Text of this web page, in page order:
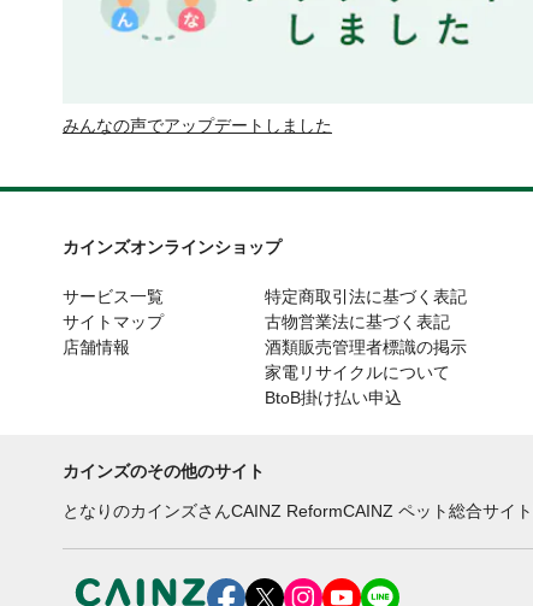
みんなの声でアップデートしました
カインズオンラインショップ
サービス一覧
サイトマップ
店舗情報
特定商取引法に基づく表記
古物営業法に基づく表記
酒類販売管理者標識の掲示
家電リサイクルについて
BtoB掛け払い申込
カインズのその他のサイト
となりのカインズさんCAINZ ReformCAINZ ペット総合サイト